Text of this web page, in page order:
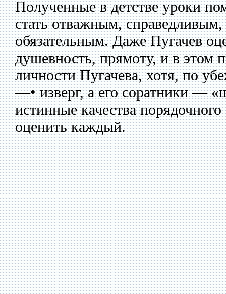
Полученные в детстве уроки
стать отважным,
обязательным. Даже Пугачев
душевность, прямоту, и в этом
личности Пугачева, хотя, по
—• изверг, а его соратники —
истинные качества
оценить каждый.